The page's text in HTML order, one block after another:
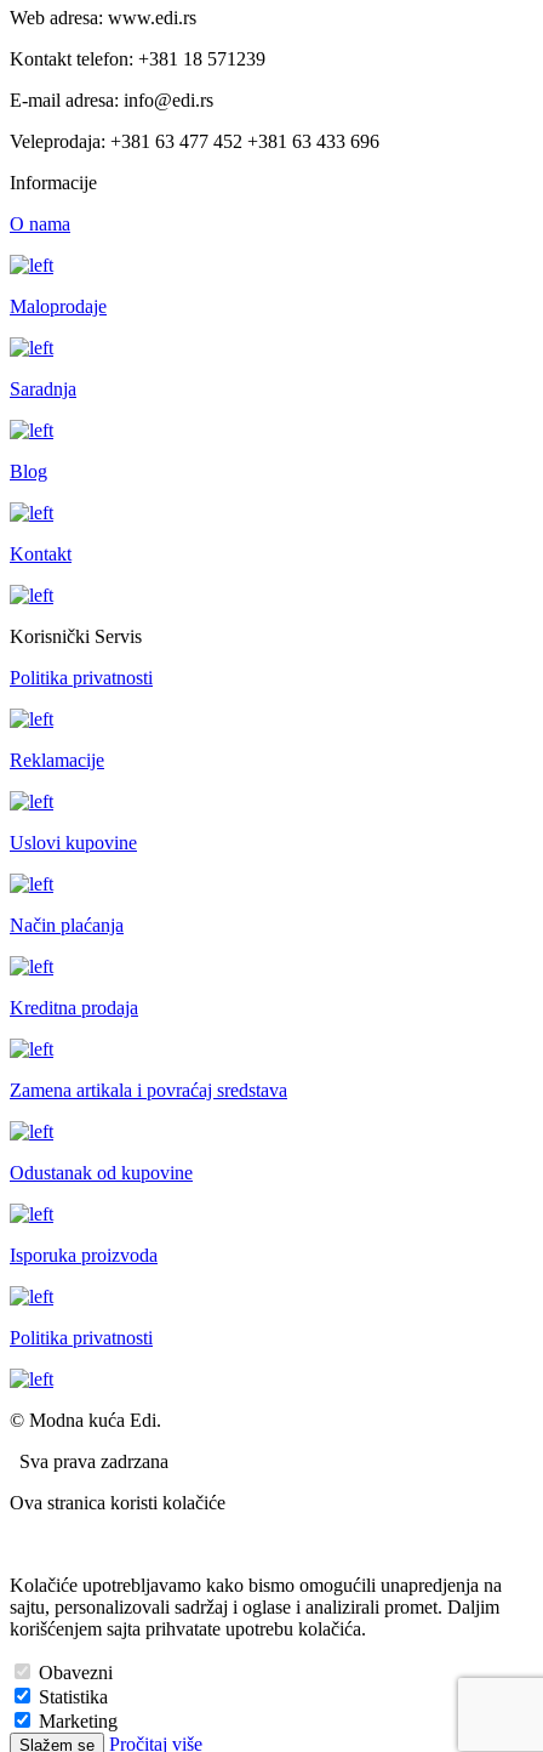
Web adresa: www.edi.rs
Kontakt telefon: +381 18 571239
E-mail adresa: info@edi.rs
Veleprodaja: +381 63 477 452 +381 63 433 696
Informacije
O nama
Maloprodaje
Saradnja
Blog
Kontakt
Korisnički Servis
Politika privatnosti
Reklamacije
Uslovi kupovine
Način plaćanja
Kreditna prodaja
Zamena artikala i povraćaj sredstava
Odustanak od kupovine
Isporuka proizvoda
Politika privatnosti
© Modna kuća Edi.
Sva prava zadrzana
Ova stranica koristi kolačiće
Kolačiće upotrebljavamo kako bismo omogućili unapredjenja na
sajtu, personalizovali sadržaj i oglase i analizirali promet. Daljim
korišćenjem sajta prihvatate upotrebu kolačića.
Obavezni
Statistika
Marketing
Slažem se Pročitaj više